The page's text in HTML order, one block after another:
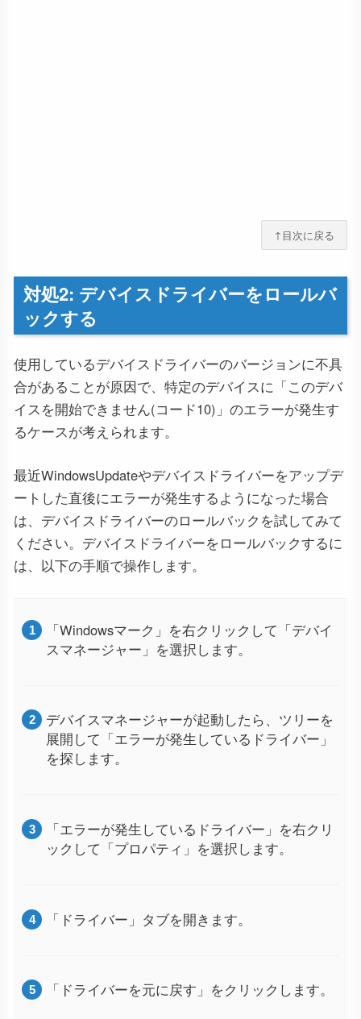
↑目次に戻る
対処2: デバイスドライバーをロールバ
ックする
使用しているデバイスドライバーのバージョンに不具
合があることが原因で、特定のデバイスに「このデバ
イスを開始できません(コード10)」のエラーが発生す
るケースが考えられます。
最近WindowsUpdateやデバイスドライバーをアップデ
ートした直後にエラーが発生するようになった場合
は、デバイスドライバーのロールバックを試してみて
ください。デバイスドライバーをロールバックするに
は、以下の手順で操作します。
「Windowsマーク」を右クリックして「デバイ
スマネージャー」を選択します。
デバイスマネージャーが起動したら、ツリーを
展開して「エラーが発生しているドライバー」
を探します。
「エラーが発生しているドライバー」を右クリ
ックして「プロパティ」を選択します。
「ドライバー」タブを開きます。
「ドライバーを元に戻す」をクリックします。